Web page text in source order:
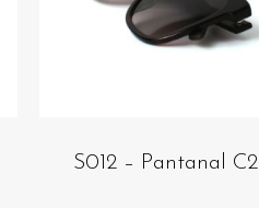
S012 – Pantanal C2